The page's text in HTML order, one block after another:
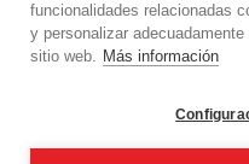
Aviso legal
Políticas
funcionalidades relacionadas
y personalizar
sitio web. Más información